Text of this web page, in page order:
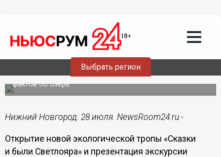
Выбрать регион
Новая экотропа откроется на
нижегородском озере Светлояр со 2
августа
Туристам расскажут о взаимосвязи легенд и научных
фактов об озере.
Нижний Новгород. 28 июля. NewsRoom24.ru -
Открытие новой экологической тропы «Сказки
и были Светлояра» и презентация экскурсии